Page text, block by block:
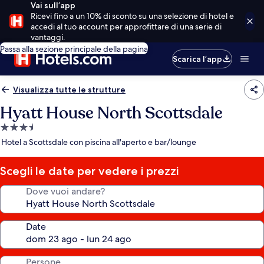
Vai sull’app
Ricevi fino a un 10% di sconto su una selezione di hotel e
accedi al tuo account per approfittare di una serie di
vantaggi.
Passa alla sezione principale della pagina
Scarica l’app
Visualizza tutte le strutture
Hyatt House North Scottsdale
Struttura
a
stelle
Hotel a Scottsdale con piscina all'aperto e bar/lounge
Scegli le date per vedere i prezzi
Dove vuoi andare?
Date